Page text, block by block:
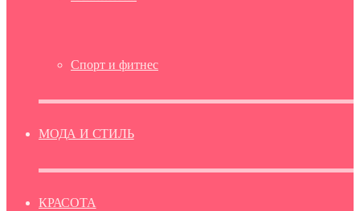
Спорт и фитнес
МОДА И СТИЛЬ
КРАСОТА